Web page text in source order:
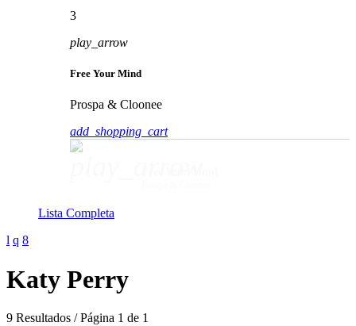
3
play_arrow
Free Your Mind
Prospa & Cloonee
add_shopping_cart
Lista Completa
Katy Perry
9 Resultados / Página 1 de 1